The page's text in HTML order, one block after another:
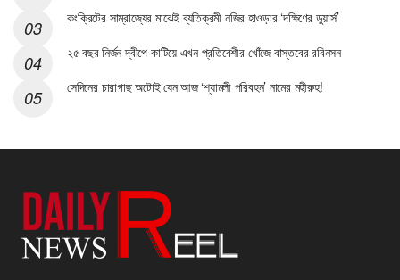
কংক্রিটের সাম্রাজ্যের মাঝেই ব্যতিক্রমী নজির হাওড়ার ‘দক্ষিণের ডুয়ার্স’
২৫ বছর নির্জন দ্বীপে কাটিয়ে এখন প্রতিবেশীর খোঁজে বাস্তবের রবিনসন
সেদিনের চারাগাছ অটোই যেন আজ ‘শ্যামলী পরিবহন’ নামের মহীরুহ!